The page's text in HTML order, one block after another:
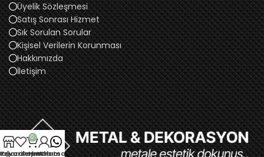
Üyelik Sözleşmesi
Satış Sonrası Hizmet
Sık Sorulan Sorular
Kişisel Verilerin Korunması
Hakkımızda
İletişim
Favorilerim
0
Sepet
Hesabım
Whatsapp